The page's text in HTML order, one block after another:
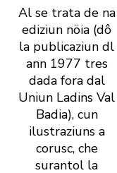
Al se trata de na
ediziun nöia (dô
la publicaziun dl
ann 1977 tres
dada fora dal
Uniun Ladins Val
Badia), cun
ilustraziuns a
corusc, che
surantol la